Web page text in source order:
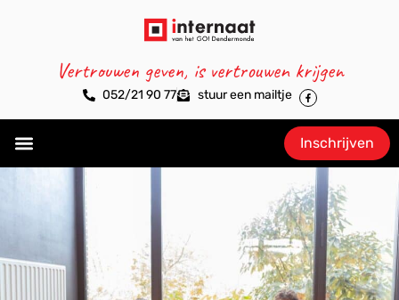
Vertrouwen geven, is vertrouwen krijgen
052/21 90 77 stuur een mailtje
Inschrijven